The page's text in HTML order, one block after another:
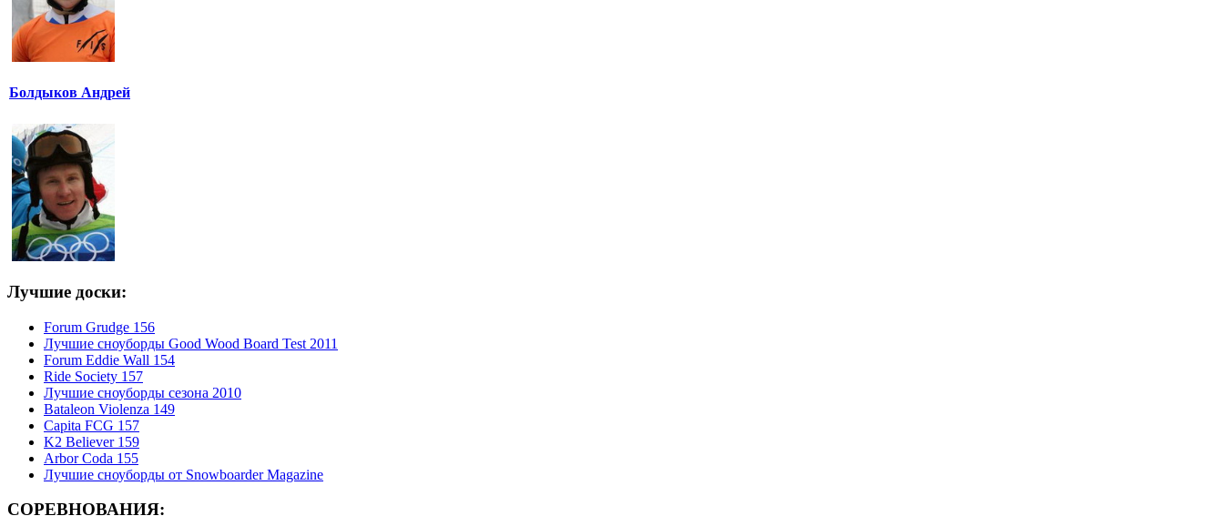
Болдыков Андрей
Лучшие доски:
Forum Grudge 156
Лучшие сноуборды Good Wood Board Test 2011
Forum Eddie Wall 154
Ride Society 157
Лучшие сноуборды сезона 2010
Bataleon Violenza 149
Capita FCG 157
K2 Believer 159
Arbor Coda 155
Лучшие сноуборды от Snowboarder Magazine
СОРЕВНОВАНИЯ: